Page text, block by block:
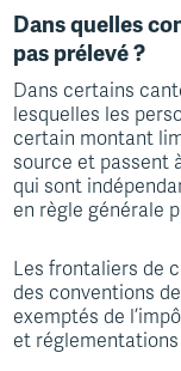
Dans quelles
pas prélevé ?
Dans certains
lesquelles les
certain montant
source et passent
qui sont
en règle générale
Les frontaliers de
des conventions
exemptés de
et